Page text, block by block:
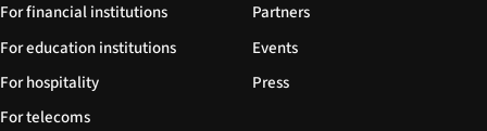
For financial institutions
For education institutions
For hospitality
For telecoms
Partners
Events
Press